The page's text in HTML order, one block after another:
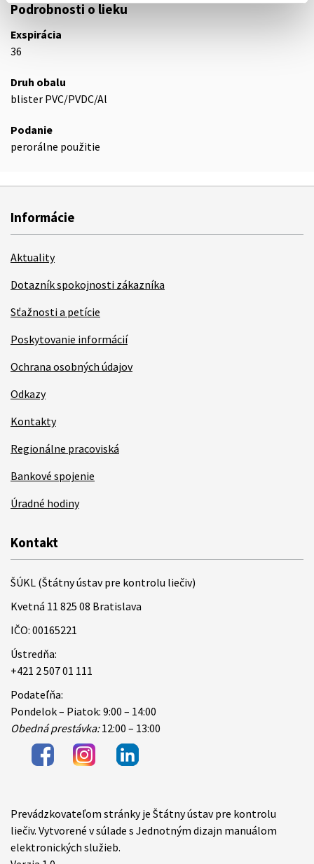
Podrobnosti o lieku
Exspirácia
36
Druh obalu
blister PVC/PVDC/Al
Podanie
perorálne použitie
Informácie
Aktuality
Dotazník spokojnosti zákazníka
Sťažnosti a petície
Poskytovanie informácií
Ochrana osobných údajov
Odkazy
Kontakty
Regionálne pracoviská
Bankové spojenie
Úradné hodiny
Kontakt
ŠÚKL (Štátny ústav pre kontrolu liečiv)
Kvetná 11 825 08 Bratislava
IČO: 00165221
Ústredňa:
+421 2 507 01 111
Podateľňa:
Pondelok – Piatok: 9:00 – 14:00
Obedná prestávka:12:00 – 13:00
Items
Prevádzkovateľom stránky je Štátny ústav pre kontrolu
liečiv. Vytvorené v súlade s Jednotným dizajn manuálom
elektronických služieb.